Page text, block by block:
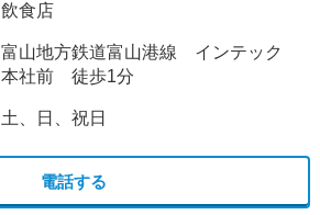
飲食店
富山地方鉄道富山港線 インテック
本社前 徒歩1分
土、日、祝日
電話する